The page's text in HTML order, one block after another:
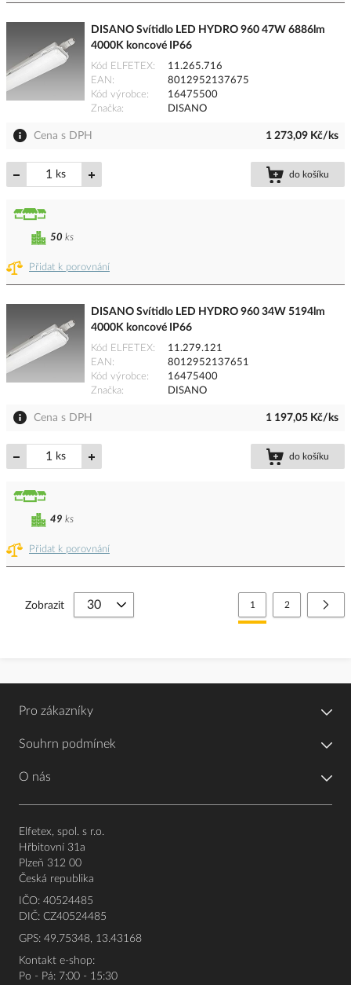
DISANO Svítidlo LED HYDRO 960 47W 6886lm
4000K koncové IP66
Kód ELFETEX
11.265.716
EAN
8012952137675
Kód výrobce
16475500
Značka
DISANO
Cena s DPH 1 273,09 Kč/ks
ks do košíku
Přidat k porovnání
50 ks
DISANO Svítidlo LED HYDRO 960 34W 5194lm
4000K koncové IP66
Kód ELFETEX
11.279.121
EAN
8012952137651
Kód výrobce
16475400
Značka
DISANO
Cena s DPH 1 197,05 Kč/ks
ks do košíku
Přidat k porovnání
49 ks
Stránka
Právě si prohlížíte
1 Stránka
2
Zobrazit
Pro zákazníky
Souhrn podmínek
O nás
Elfetex, spol. s r.o.
Hřbitovní 31a
Plzeň 312 00
Česká republika
IČO: 40524485
DIČ: CZ40524485
GPS: 49.75348, 13.43168
Kontakt e-shop:
Po - Pá: 7:00 - 15:30